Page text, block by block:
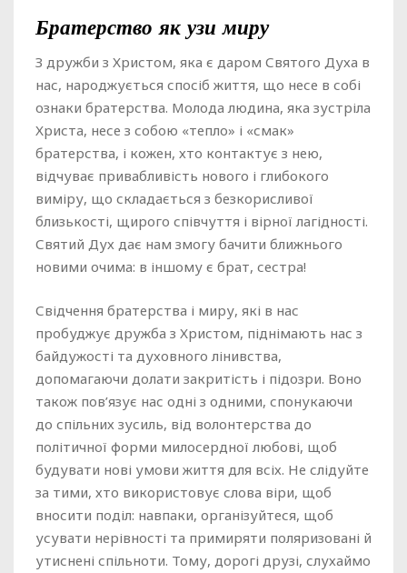
Братерство як узи миру
З дружби з Христом, яка є даром Святого Духа в
нас, народжується спосіб життя, що несе в собі
ознаки братерства. Молода людина, яка зустріла
Христа, несе з собою «тепло» і «смак»
братерства, і кожен, хто контактує з нею,
відчуває привабливість нового і глибокого
виміру, що складається з безкорисливої
близькості, щирого співчуття і вірної лагідності.
Святий Дух дає нам змогу бачити ближнього
новими очима: в іншому є брат, сестра!
Свідчення братерства і миру, які в нас
пробуджує дружба з Христом, піднімають нас з
байдужості та духовного лінивства,
допомагаючи долати закритість і підозри. Воно
також пов’язує нас одні з одними, спонукаючи
до спільних зусиль, від волонтерства до
політичної форми милосердної любові, щоб
будувати нові умови життя для всіх. Не слідуйте
за тими, хто використовує слова віри, щоб
вносити поділ: навпаки, організуйтеся, щоб
усувати нерівності та примиряти поляризовані й
утиснені спільноти. Тому, дорогі друзі, слухаймо